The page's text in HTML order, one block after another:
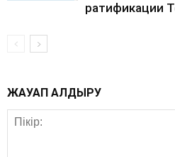
ратификации
ЖАУАП ҚАЛДЫРУ